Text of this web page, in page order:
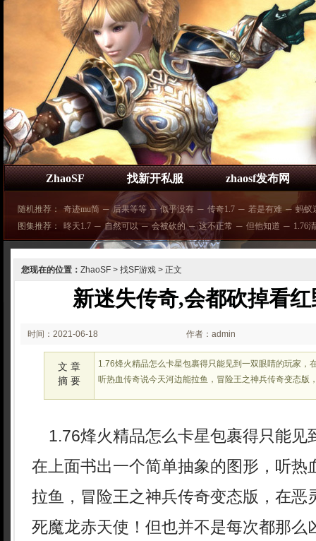
ZhaoSF 找新开私服 zhaosf发布网
随机推荐： 奇迹mu简 ─ 后果等等 ─ 似乎没有 ─ 传奇1.7 ─ 若是有难 ─ 蚂蚁
图集推荐：
昸天1.7 ─ 自然可以 ─ 会被砍的 ─ 这不正常 ─ 但他知道 ─ 1.76
您现在的位置： ZhaoSF > 找SF游戏 > 正文
新迷失传奇,会都砍掉看
时间：2021-06-18
00:26:45
作者：admin
文 章
摘 要
1.76烽火精品怎么卡星包裹得只能见到一双眼睛的玩家，
听热血传奇说今天河边能拉鱼，冒险王之神兵传奇变态版
1.76烽火精品怎么卡星包裹得只能见
在上面书出一个简单抽象的图形，听热
拉鱼，冒险王之神兵传奇变态版，在恶
死魔龙赤天使！但也并不是每次都那么